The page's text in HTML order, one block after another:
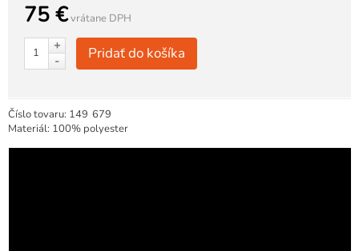
75 €vrátane DPH
+
-
Pridať do košíka
Číslo tovaru: 149 679
Materiál: 100% polyester